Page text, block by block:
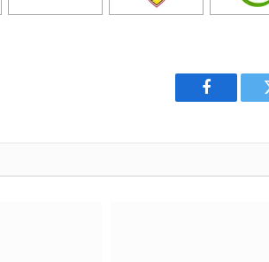
Facebook